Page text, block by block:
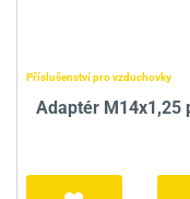
Příslušenství pro vzduchovky
Adaptér M14x1,25